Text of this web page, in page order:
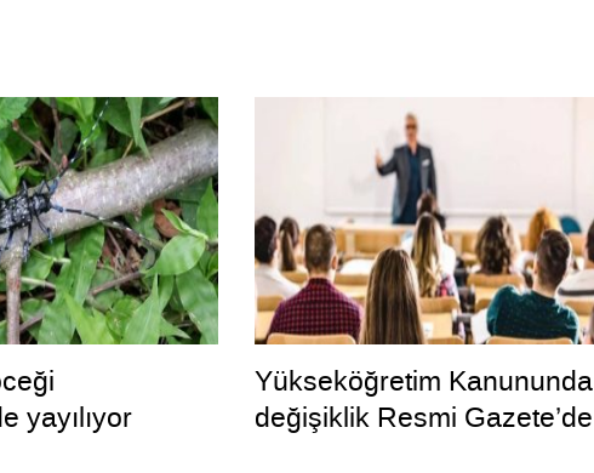
yayılıyor
Yükseköğretim Kanununda
değişiklik Resmi Gazete’de